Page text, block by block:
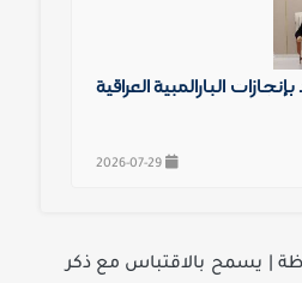
البارالمبية العراقية
2026-07-29
| يسمح بالاقتباس مع ذكر